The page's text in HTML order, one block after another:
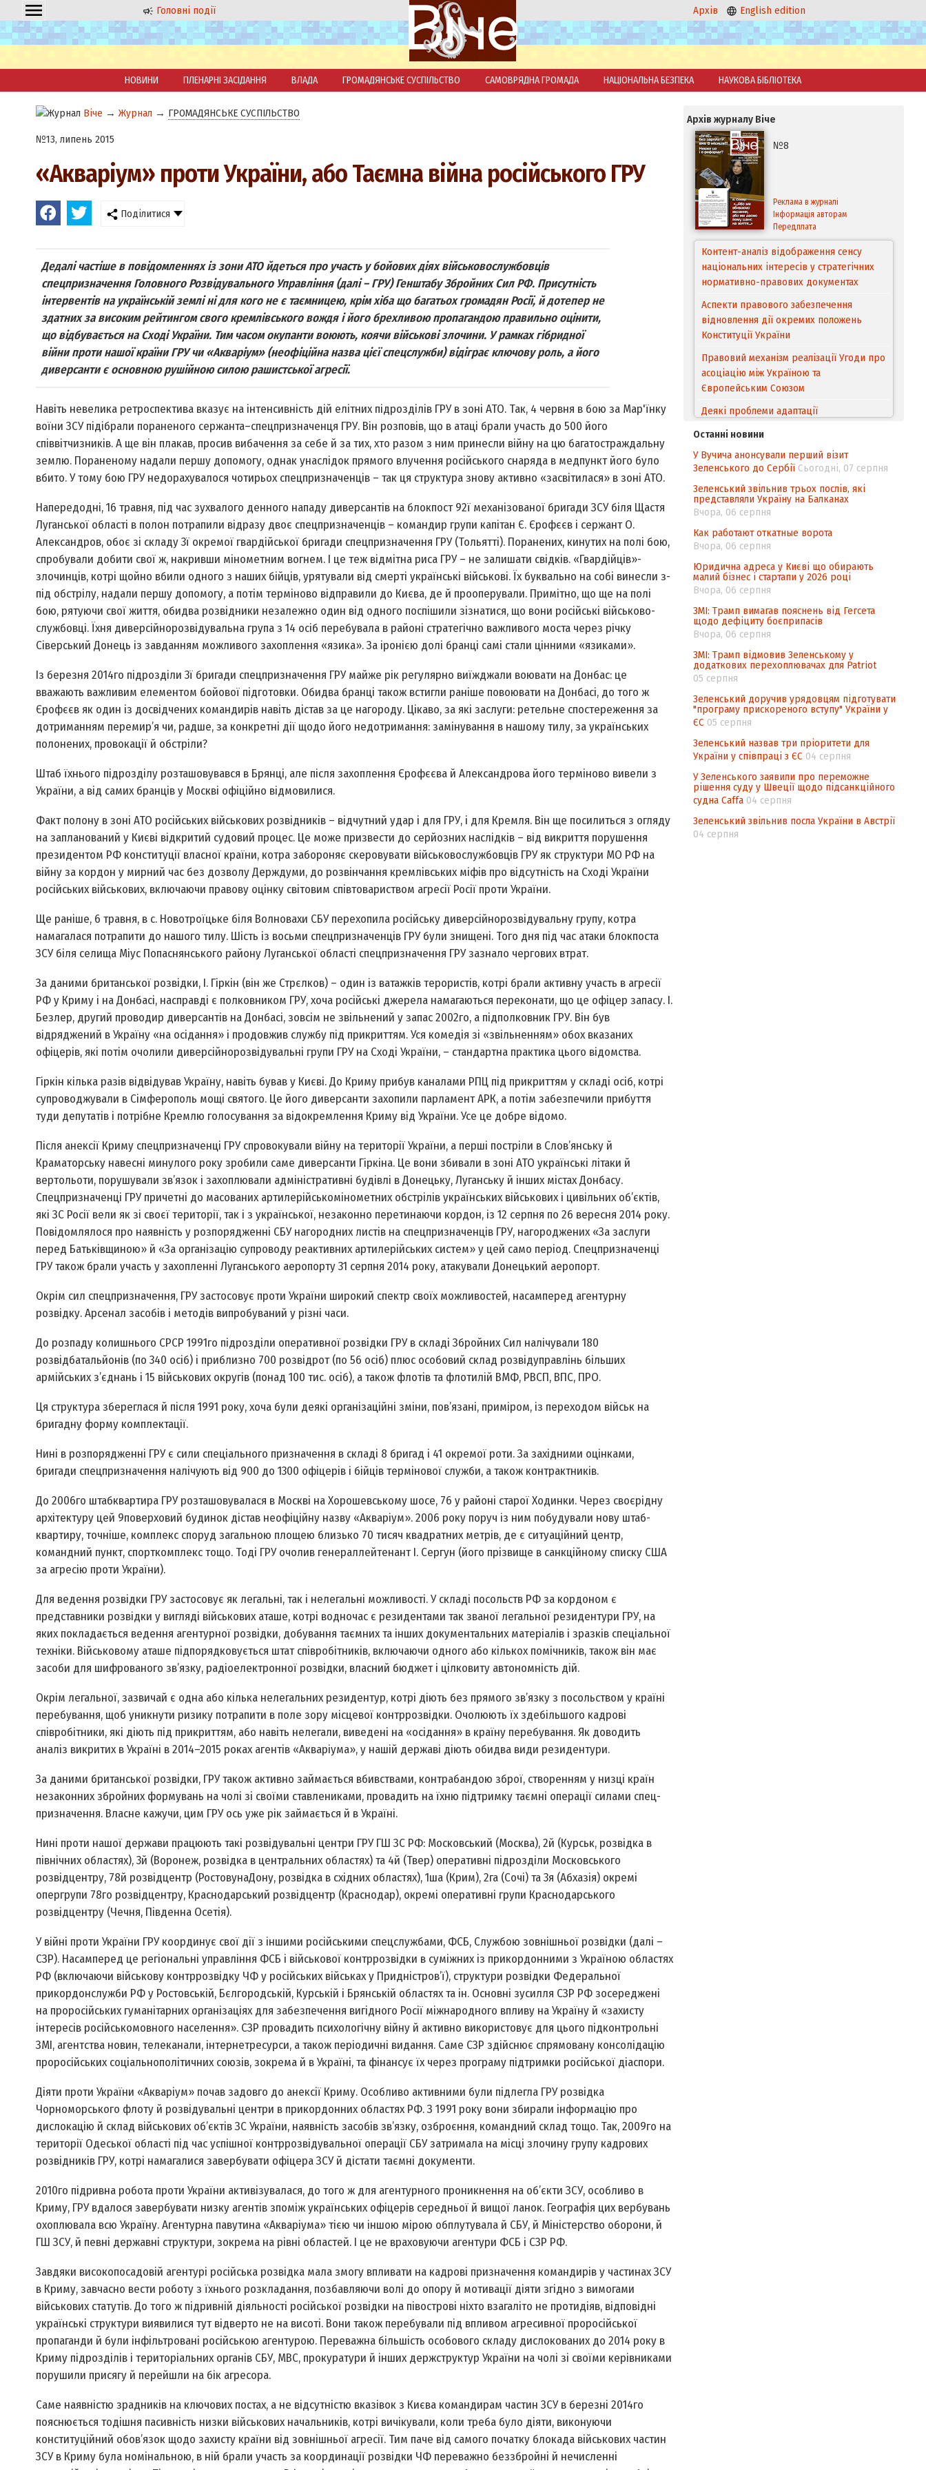
Головні події Архів English edition
НОВИНИ ПЛЕНАРНІ ЗАСІДАННЯ ВЛАДА ГРОМАДЯНСЬКЕ СУСПІЛЬСТВО САМОВРЯДНА ГРОМАДА НАЦІОНАЛЬНА БЕЗПЕКА НАУКОВА БІБЛІОТЕКА
Віче → Журнал → ГРОМАДЯНСЬКЕ СУСПІЛЬСТВО
№13, липень 2015
«Акваріум» проти України, або Таємна війна російського ГРУ
Поділитися
Дедалі частіше в повідомленнях із зони АТО йдеться про участь у бойових діях військовослужбовців
спецпризначення Головного Розвідувального Управління (далі – ГРУ) Генштабу Збройних Сил РФ. Присутність
інтервентів на українській землі ні для кого не є таємницею, крім хіба що багатьох громадян Росії, й дотепер не
здатних за високим рейтингом свого кремлівського вождя і його брехливою пропагандою правильно оцінити,
що відбувається на Сході України. Тим часом окупанти воюють, коячи військові злочини. У рамках гібридної
війни проти нашої країни ГРУ чи «Акваріум» (неофіційна назва цієї спецслужби) відіграє ключову роль, а його
диверсанти є основною рушійною силою рашистської агресії.
Навіть невелика ретроспектива вказує на інтенсивність дій елітних підрозділів ГРУ в зоні АТО. Так, 4 червня в бою за Мар'їнку
воїни ЗСУ підібрали пораненого сержанта–спецпризначенця ГРУ. Він розповів, що в атаці брали участь до 500 його
співвітчизників. А ще він плакав, просив вибачення за себе й за тих, хто разом з ним принесли війну на цю багатостраждальну
землю. Пораненому надали першу допомогу, однак унаслідок прямого влучення російського снаряда в медпункт його було
вбито. У тому бою ГРУ недорахувалося чотирьох спецпризначенців – так ця структура знову активно «засвітилася» в зоні АТО.
Напередодні, 16 травня, під час зухвалого денного нападу диверсантів на блокпост 92­ї механізованої бригади ЗСУ біля Щастя
Луганської області в полон потрапили відразу двоє спецпризначенців – командир групи капітан Є. Єрофєєв і сержант О.
Александров, обоє зі складу 3­ї окремої гвардійської бригади спецпризначення ГРУ (Тольятті). Поранених, кинутих на полі бою,
спробували добити свої ж, накривши мінометним вогнем. І це теж відмітна риса ГРУ – не залишати свідків. «Гвардійців»­
злочинців, котрі щойно вбили одного з наших бійців, урятували від смерті українські військові. Їх буквально на собі винесли з­
під обстрілу, надали першу допомогу, а потім терміново відправили до Києва, де й прооперували. Примітно, що ще на полі
бою, рятуючи свої життя, обидва розвідники незалежно один від одного поспішили зізнатися, що вони російські військово­
службовці. Їхня диверсійно­розвіду­вальна група з 14 осіб перебувала в районі стратегічно важливого моста через річку
Сіверський Донець із завданням можливого захоплення «язика». За іронією долі бранці самі стали цінними «язиками».
Із березня 2014­го підрозділи 3­ї бригади спецпризначення ГРУ майже рік регулярно виїжджали воювати на Донбас: це
вважають важливим елементом бойової підготовки. Обидва бранці також встигли раніше повоювати на Донбасі, до того ж
Єрофєєв як один із досвідчених командирів навіть дістав за це нагороду. Цікаво, за які заслуги: ретельне спостереження за
дотриманням перемир’я чи, радше, за конкретні дії щодо його недотримання: замінування в нашому тилу, за українських
полонених, провокації й обстріли?
Штаб їхнього підрозділу розташовувався в Брянці, але після захоп­лення Єрофєєва й Александрова його терміново вивели з
України, а від самих бранців у Москві офіційно відмовилися.
Факт полону в зоні АТО російських військових розвідників – відчутний удар і для ГРУ, і для Кремля. Він ще посилиться з огляду
на запланований у Києві відкритий судовий процес. Це може призвести до серйозних наслідків – від викриття порушення
президентом РФ конституції власної країни, котра забороняє скеровувати військовослужбовців ГРУ як структури МО РФ на
війну за кордон у мирний час без дозволу Держдуми, до розвінчання кремлівських міфів про відсутність на Сході України
російських військових, включаючи правову оцінку світовим співтовариством агресії Росії проти України.
Ще раніше, 6 травня, в с. Новотроїцьке біля Волновахи СБУ перехопила російську диверсійно­розвідувальну групу, котра
намагалася потрапити до нашого тилу. Шість із восьми спецпризначенців ГРУ були знищені. Того дня під час атаки блокпоста
ЗСУ біля селища Міус Попаснянського району Луганської області спецпризначення ГРУ зазнало чергових втрат.
За даними британської розвідки, І. Гіркін (він же Стрєлков) – один із ватажків терористів, котрі брали активну участь в агресії
РФ у Криму і на Донбасі, насправді є полковником ГРУ, хоча російські джерела намагаються переконати, що це офіцер запасу. І.
Безлер, другий проводир диверсантів на Донбасі, зовсім не звільнений у запас 2002­го, а підполковник ГРУ. Він був
відряджений в Україну «на осідання» і продовжив службу під прикриттям. Уся комедія зі «звільненням» обох вказаних
офіцерів, які потім очолили диверсійно­розвідувальні групи ГРУ на Сході України, – стандартна практика цього відомства.
Гіркін кілька разів відвідував Україну, навіть бував у Києві. До Криму прибув каналами РПЦ під прикриттям у складі осіб, котрі
супроводжували в Сімферополь мощі святого. Це його диверсанти захопили парламент АРК, а потім забезпечили прибуття
туди депутатів і потрібне Кремлю голосування за відокремлення Криму від України. Усе це добре відомо.
Після анексії Криму спецпризначенці ГРУ спровокували війну на території України, а перші постріли в Слов’янську й
Краматорську навесні минулого року зробили саме диверсанти Гіркіна. Це вони збивали в зоні АТО українські літаки й
вертольоти, порушували зв’язок і захоплювали адміністративні будівлі в Донецьку, Луганську й інших містах Донбасу.
Спецпризначенці ГРУ причетні до масованих артилерійсько­мінометних обстрілів українських військових і цивільних об’єктів,
які ЗС Росії вели як зі своєї території, так і з української, незаконно перетинаючи кордон, із 12 серпня по 26 вересня 2014 року.
Повідомлялося про наявність у розпорядженні СБУ нагородних листів на спецпризначенців ГРУ, нагороджених «За заслуги
перед Батьківщиною» й «За організацію супроводу реактивних артилерійських систем» у цей само період. Спецпризначенці
ГРУ також брали участь у захопленні Луганського аеропорту 31 серпня 2014 року, атакували Донецький аеропорт.
Окрім сил спецпризначення, ГРУ застосовує проти України широкий спектр своїх можливостей, насамперед агентурну
розвідку. Арсенал засобів і методів випробуваний у різні часи.
До розпаду колишнього СРСР 1991­го підрозділи оперативної розвідки ГРУ в складі Збройних Сил налічували 180
розвідбатальйонів (по 340 осіб) і приблизно 700 розвідрот (по 56 осіб) плюс особовий склад розвідуправлінь більших
армійських з’єднань і 15 військових округів (понад 100 тис. осіб), а також флотів та флотилій ВМФ, РВСП, ВПС, ПРО.
Ця структура збереглася й після 1991 року, хоча були деякі організаційні зміни, пов’язані, приміром, із переходом військ на
бригадну форму комплектації.
Нині в розпорядженні ГРУ є сили спеціального призначення в складі 8 бригад і 41 окремої роти. За західними оцінками,
бригади спецпризначення налічують від 900 до 1300 офіцерів і бійців термінової служби, а також контрактників.
До 2006­го штаб­квартира ГРУ розташовувалася в Москві на Хорошевському шосе, 76 у районі старої Ходинки. Через своєрідну
архітектуру цей 9­поверховий будинок дістав неофіційну назву «Акваріум». 2006 року поруч із ним побудували нову штаб­
квартиру, точніше, комплекс споруд загальною площею близько 70 тисяч квадратних метрів, де є ситуаційний центр,
командний пункт, спорткомплекс тощо. Тоді ГРУ очолив генерал­лейтенант І. Сергун (його прізвище в санкційному списку США
за агресію проти України).
Для ведення розвідки ГРУ застосовує як легальні, так і нелегальні можливості. У складі посольств РФ за кордоном є
представники розвідки у вигляді військових аташе, котрі водночас є резидентами так званої легальної резидентури ГРУ, на
яких покладається ведення агентурної розвідки, добування таємних та інших документальних матеріалів і зразків спеціальної
техніки. Військовому аташе підпорядковується штат співробітників, включаючи одного або кількох помічників, також він має
засоби для шифрованого зв’язку, радіоелектронної розвідки, власний бюджет і цілковиту автономність дій.
Окрім легальної, зазвичай є одна або кілька нелегальних резидентур, котрі діють без прямого зв’язку з посольством у країні
перебування, щоб уникнути ризику потрапити в поле зору місцевої контррозвідки. Очолюють їх здебільшого кадрові
співробітники, які діють під прикриттям, або навіть нелегали, виведені на «осідання» в країну перебування. Як доводить
аналіз викритих в Україні в 2014–2015 роках агентів «Акваріума», у нашій державі діють обидва види резидентури.
За даними британської розвідки, ГРУ також активно займається вбивствами, контрабандою зброї, створенням у низці країн
незаконних збройних формувань на чолі зі своїми ставлениками, провадить на їхню підтримку таємні операції силами спец­
призначення. Власне кажучи, цим ГРУ ось уже рік займається й в Україні.
Нині проти нашої держави працюють такі розвідувальні центри ГРУ ГШ ЗС РФ: Московський (Москва), 2­й (Курськ, розвідка в
північних областях), 3­й (Воронеж, розвідка в центральних областях) та 4­й (Твер) оперативні підрозділи Московського
розвідцентру, 78­й розвідцентр (Ростову­на­Дону, розвідка в східних областях), 1­ша (Крим), 2­га (Сочі) та 3­я (Абхазія) окремі
опергрупи 78­го розвідцентру, Краснодарський розвідцентр (Краснодар), окремі оперативні групи Краснодарського
розвідцентру (Чечня, Південна Осетія).
У війні проти України ГРУ координує свої дії з іншими російськими спецслужбами, ФСБ, Службою зовнішньої розвідки (далі –
СЗР). Насамперед це регіональні управління ФСБ і військової контррозвідки в суміжних із прикордонними з Україною областях
РФ (включаючи військову контррозвідку ЧФ у російських військах у Придністров’ї), структури розвідки Федеральної
прикордонслужби РФ у Ростовській, Бєлгородській, Курській і Брянській областях та ін. Основні зусилля СЗР РФ зосереджені
на проросійських гуманітарних організаціях для забезпечення вигідного Росії міжнародного впливу на Україну й «захисту
інтересів російськомовного населення». СЗР провадить психологічну війну й активно використовує для цього підконтрольні
ЗМІ, агентства новин, телеканали, інтернет­ресурси, а також періодичні видання. Саме СЗР здійснює спрямовану консолідацію
проросійських соціально­політичних союзів, зокрема й в Україні, та фінансує їх через програму підтримки російської діаспори.
Діяти проти України «Акваріум» почав задовго до анексії Криму. Особливо активними були підлегла ГРУ розвідка
Чорноморського флоту й розвідувальні центри в прикордонних областях РФ. З 1991 року вони збирали інформацію про
дислокацію й склад військових об’єктів ЗС України, наявність засобів зв’язку, озброєння, командний склад тощо. Так, 2009­го на
території Одеської області під час успішної контррозвідувальної операції СБУ затримала на місці злочину групу кадрових
розвідників ГРУ, котрі намагалися завербувати офіцера ЗСУ й дістати таємні документи.
2010­го підривна робота проти України активізувалася, до того ж для агентурного проникнення на об’єкти ЗСУ, особливо в
Криму, ГРУ вдалося завербувати низку агентів з­поміж українських офіцерів середньої й вищої ланок. Географія цих вербувань
охоплювала всю Україну. Агентурна павутина «Акваріума» тією чи іншою мірою обплутувала й СБУ, й Міністерство оборони, й
ГШ ЗСУ, й певні державні структури, зок­рема на рівні областей. І це не враховуючи агентури ФСБ і СЗР РФ.
Завдяки високопосадовій агентурі російська розвідка мала змогу впливати на кадрові призначення командирів у частинах ЗСУ
в Криму, завчасно вести роботу з їхнього розкладання, позбавляючи волі до опору й мотивації діяти згідно з вимогами
військових статутів. До того ж підривній діяльності російської розвідки на півострові ніхто взагалі­то не протидіяв, відповідні
українські структури виявилися тут відверто не на висоті. Вони також перебували під впливом агресивної проросійської
пропаганди й були інфільтровані російською агентурою. Переважна більшість особового складу дислокованих до 2014 року в
Криму підрозділів і територіальних органів СБУ, МВС, прокуратури й інших держструктур України на чолі зі своїми керівниками
порушили присягу й перейшли на бік агресора.
Саме наявністю зрадників на ключових постах, а не відсутністю вказівок з Києва командирам частин ЗСУ в березні 2014­го
пояснюється тодішня пасивність низки військових начальників, котрі вичікували, коли треба було діяти, виконуючи
конституційний обов’язок щодо захисту країни від зовнішньої агресії. Тим паче від самого початку блокада військових частин
ЗСУ в Криму була номінальною, в ній брали участь за координації розвідки ЧФ переважно беззбройні й нечисленні
Архів журналу Віче
№8
Реклама в журналі
Інформація авторам
Передплата
Контент-аналіз відображення сенсу
національних інтересів у стратегічних
нормативно-правових документах
Аспекти правового забезпечення
відновлення дії окремих положень
Конституції України
Правовий механізм реалізації Угоди про
асоціацію між Україною та
Європейським Cоюзом
Деякі проблеми адаптації
походження товарів відповідно до
Угоди про торговельні аспекти прав
інтелектуальної власності (TRIPS) у
контексті євроінтеграції
Аналіз виборчого законодавства щодо
підрахунку голосів виборців
Інформаційна безпека суспільства
Останні новини
У Вучича анонсували перший візит
Зеленського до Сербії Сьогодні, 07 серпня
Зеленський звільнив трьох послів, які
представляли Україну на Балканах
Вчора, 06 серпня
Как работают откатные ворота
Вчора, 06 серпня
Юридична адреса у Києві що обирають
малий бізнес і стартапи у 2026 році
Вчора, 06 серпня
ЗМІ: Трамп вимагав пояснень від Гегсета
щодо дефіциту боєприпасів
Вчора, 06 серпня
ЗМІ: Трамп відмовив Зеленському у
додаткових перехоплювачах для Patriot
05 серпня
Зеленський доручив урядовцям підготувати
"програму прискореного вступу" України у
ЄС 05 серпня
Зеленський назвав три пріоритети для
України у співпраці з ЄС 04 серпня
У Зеленського заявили про переможне
рішення суду у Швеції щодо підсанкційного
судна Caffa 04 серпня
Зеленський звільнив посла України в Австрії
04 серпня